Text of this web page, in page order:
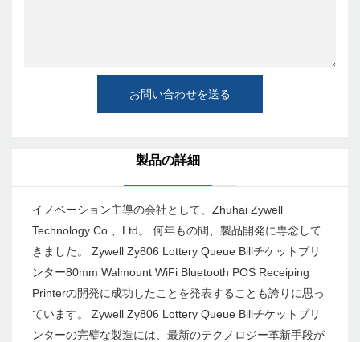
お問い合わせを送る
製品の詳細
イノベーション主導の会社として、Zhuhai Zywell
Technology Co.、Ltd。 何年もの間、製品開発に専念して
きました。 Zywell Zy806 Lottery Queue Billチケットプリ
ンター80mm Walmount WiFi Bluetooth POS Receiping
Printerの開発に成功したことを発表することも誇りに思っ
ています。 Zywell Zy806 Lottery Queue Billチケットプリ
ンターの完璧な製造には、最新のテクノロジー革新手段が